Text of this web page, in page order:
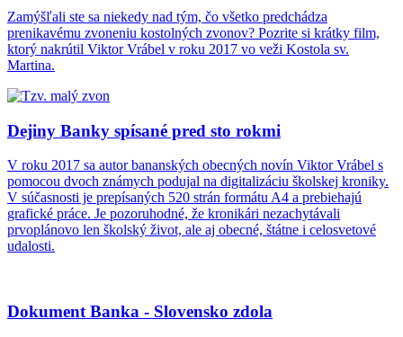
Zamýšľali ste sa niekedy nad tým, čo všetko predchádza
prenikavému zvoneniu kostolných zvonov? Pozrite si krátky film,
ktorý nakrútil Viktor Vrábel v roku 2017 vo veži Kostola sv.
Martina.
Dejiny Banky spísané pred sto rokmi
V roku 2017 sa autor bananských obecných novín Viktor Vrábel s
pomocou dvoch známych podujal na digitalizáciu školskej kroniky.
V súčasnosti je prepísaných 520 strán formátu A4 a prebiehajú
grafické práce. Je pozoruhodné, že kronikári nezachytávali
prvoplánovo len školský život, ale aj obecné, štátne i celosvetové
udalosti.
Dokument Banka - Slovensko zdola